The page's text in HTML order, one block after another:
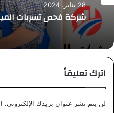
28 يناير، 2024
شركة فحص تسربات
اترك تعليقاً
لن يتم نشر عنوان بريدك الإلكتروني.